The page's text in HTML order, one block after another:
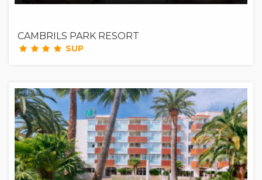
CAMBRILS PARK RESORT
SUP